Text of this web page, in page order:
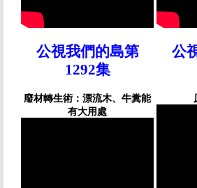
公視我們的島第
1292集
廢材轉生術：漂流木、牛糞能
有大用處
公